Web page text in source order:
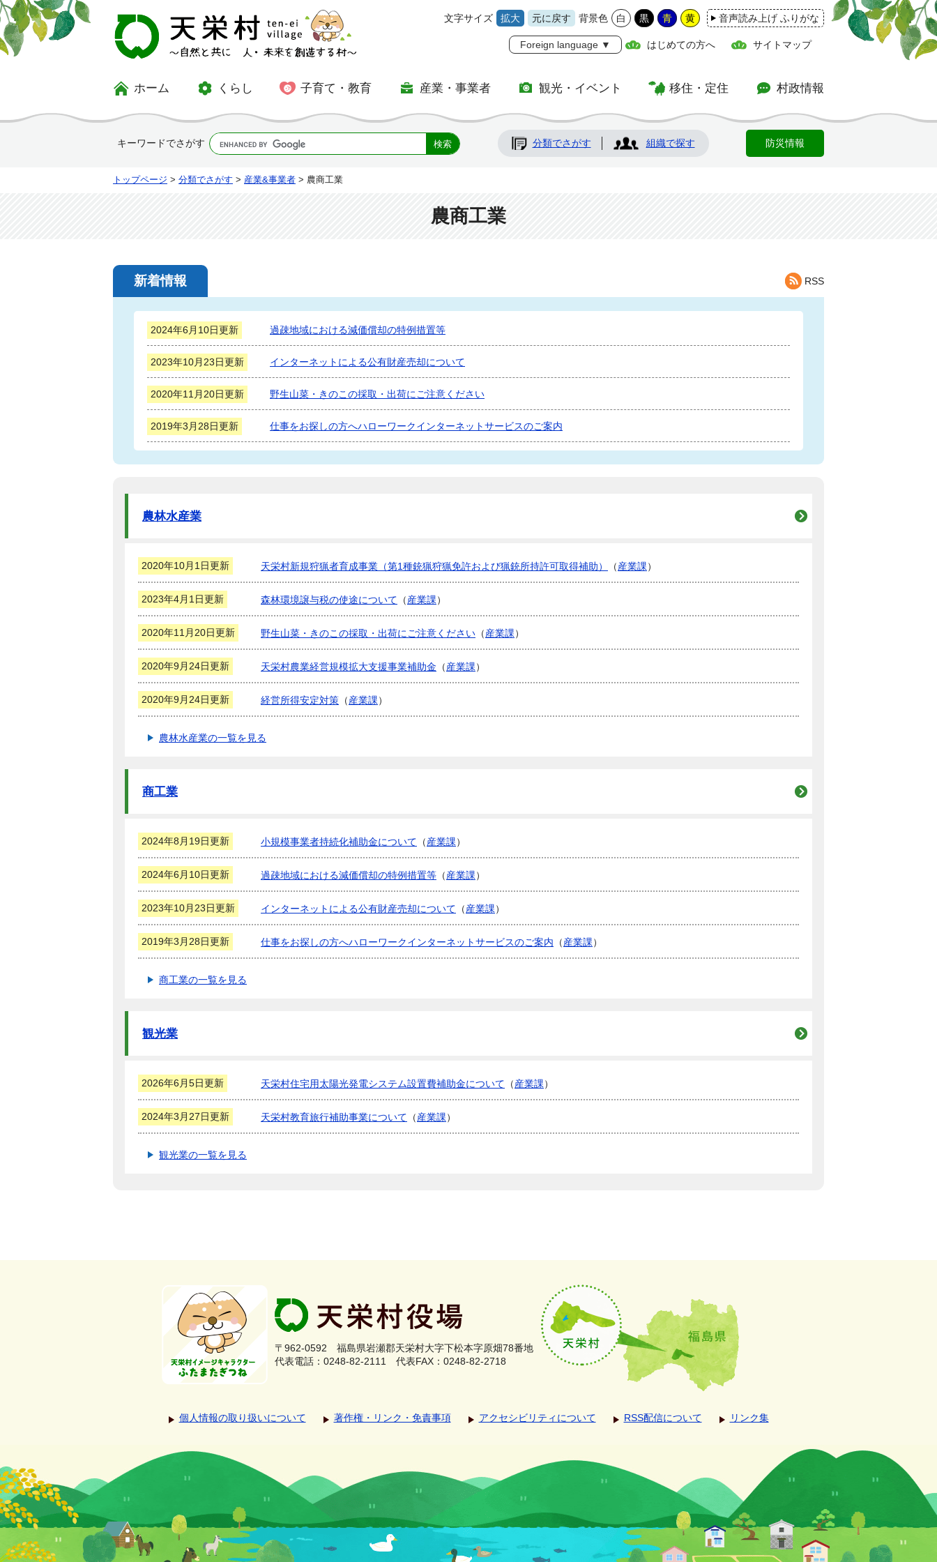
文字サイズ 拡大 元に戻す 背景色 白 黒 青 黄 音声読み上げ ふりがな
Foreign language ▼ はじめての方へ サイトマップ
ホーム くらし 子育て・教育 産業・事業者 観光・イベント 移住・定住 村政情報
キーワードでさがす 分類でさがす 組織で探す 防災情報
トップページ > 分類でさがす > 産業&事業者 > 農商工業
農商工業
新着情報 RSS
2024年6月10日更新 過疎地域における減価償却の特例措置等
2023年10月23日更新 インターネットによる公有財産売却について
2020年11月20日更新 野生山菜・きのこの採取・出荷にご注意ください
2019年3月28日更新 仕事をお探しの方へハローワークインターネットサービスのご案内
農林水産業
2020年10月1日更新 天栄村新規狩猟者育成事業（第1種銃猟狩猟免許および猟銃所持許可取得補助） （産業課）
2023年4月1日更新 森林環境譲与税の使途について （産業課）
2020年11月20日更新 野生山菜・きのこの採取・出荷にご注意ください （産業課）
2020年9月24日更新 天栄村農業経営規模拡大支援事業補助金 （産業課）
2020年9月24日更新 経営所得安定対策 （産業課）
農林水産業の一覧を見る
商工業
2024年8月19日更新 小規模事業者持続化補助金について （産業課）
2024年6月10日更新 過疎地域における減価償却の特例措置等 （産業課）
2023年10月23日更新 インターネットによる公有財産売却について （産業課）
2019年3月28日更新 仕事をお探しの方へハローワークインターネットサービスのご案内 （産業課）
商工業の一覧を見る
観光業
2026年6月5日更新 天栄村住宅用太陽光発電システム設置費補助金について （産業課）
2024年3月27日更新 天栄村教育旅行補助事業について （産業課）
観光業の一覧を見る
〒962-0592 福島県岩瀬郡天栄村大字下松本字原畑78番地
代表電話：0248-82-2111 代表FAX：0248-82-2718
個人情報の取り扱いについて 著作権・リンク・免責事項 アクセシビリティについて RSS配信について リンク集